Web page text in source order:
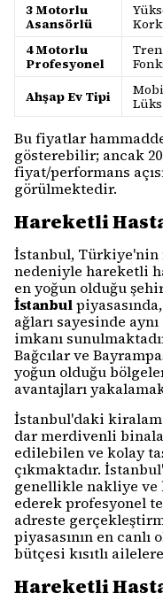
3 Motorlu
Asansörlü
4 Motorlu
Profesyonel
Ahşap Ev Tipi
Bu fiyatlar
gösterebilir; ancak
fiyat/performans
görülmektedir.
Hareketli
İstanbul, Türkiye'nin
nedeniyle hareketli
en yoğun olduğu
İstanbul
ağları sayesinde
imkanı
Bağcılar ve
yoğun olduğu
avantajları
İstanbul'daki
dar merdivenli
edilebilen ve kolay
çıkmaktadır.
genellikle nakliye
ederek profesyonel
adreste
piyasasının en canlı
bütçesi kısıtlı
Hareketli